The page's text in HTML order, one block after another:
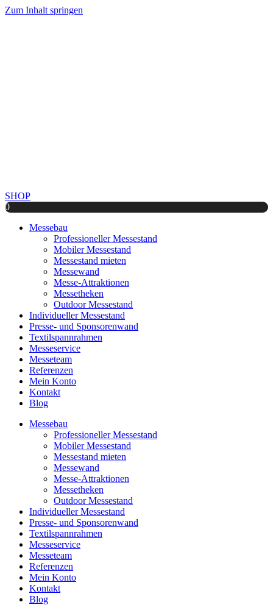
Zum Inhalt springen
SHOP
0
Messebau
Professioneller Messestand
Mobiler Messestand
Messestand mieten
Messewand
Messe-Attraktionen
Messetheken
Outdoor Messestand
Individueller Messestand
Presse- und Sponsorenwand
Textilspannrahmen
Messeservice
Messeteam
Referenzen
Mein Konto
Kontakt
Blog
Messebau
Professioneller Messestand
Mobiler Messestand
Messestand mieten
Messewand
Messe-Attraktionen
Messetheken
Outdoor Messestand
Individueller Messestand
Presse- und Sponsorenwand
Textilspannrahmen
Messeservice
Messeteam
Referenzen
Mein Konto
Kontakt
Blog